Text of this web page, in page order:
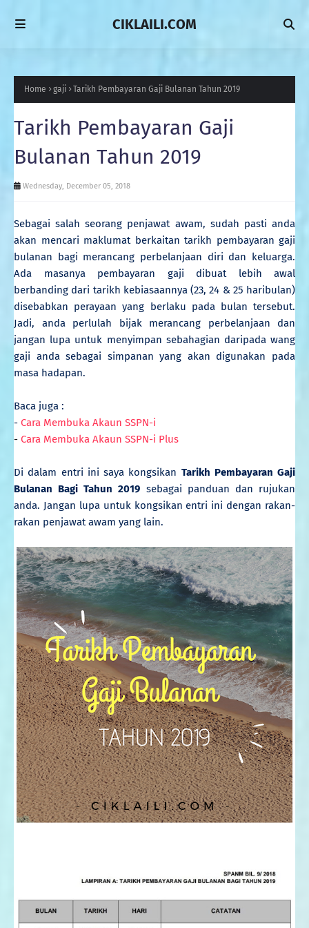
CIKLAILI.COM
Home gaji Tarikh Pembayaran Gaji Bulanan Tahun 2019
Tarikh Pembayaran Gaji
Bulanan Tahun 2019
Wednesday, December 05, 2018
Sebagai salah seorang penjawat awam, sudah pasti anda
akan mencari maklumat berkaitan tarikh pembayaran gaji
bulanan bagi merancang perbelanjaan diri dan keluarga.
Ada masanya pembayaran gaji dibuat lebih awal
berbanding dari tarikh kebiasaannya (23, 24 & 25 haribulan)
disebabkan perayaan yang berlaku pada bulan tersebut.
Jadi, anda perlulah bijak merancang perbelanjaan dan
jangan lupa untuk menyimpan sebahagian daripada wang
gaji anda sebagai simpanan yang akan digunakan pada
masa hadapan.
Baca juga :
- Cara Membuka Akaun SSPN-i
- Cara Membuka Akaun SSPN-i Plus
Di dalam entri ini saya kongsikan Tarikh Pembayaran Gaji
Bulanan Bagi Tahun 2019 sebagai panduan dan rujukan
anda. Jangan lupa untuk kongsikan entri ini dengan rakan-
rakan penjawat awam yang lain.